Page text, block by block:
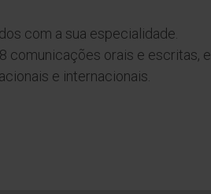
com a sua especialidade.
comunicações orais e escritas, e
e internacionais.